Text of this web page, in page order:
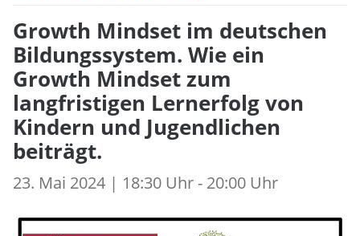
Growth Mindset im deutschen
Bildungssystem. Wie ein
Growth Mindset zum
langfristigen Lernerfolg von
Kindern und Jugendlichen
beiträgt.
23. Mai 2024 | 18:30 Uhr - 20:00 Uhr